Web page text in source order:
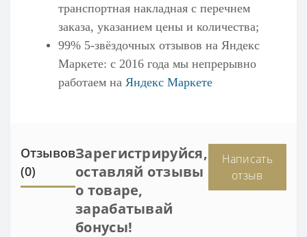
транспортная накладная с перечнем
заказа, указанием цены и количества;
99% 5-звёздочных отзывов на Яндекс
Маркете: с 2016 года мы непрерывно
работаем на Яндекс Маркете
Отзывов
(0)
Зарегистрируйся,
оставляй отзывы
о товаре,
зарабатывай
бонусы!
Написать
отзыв